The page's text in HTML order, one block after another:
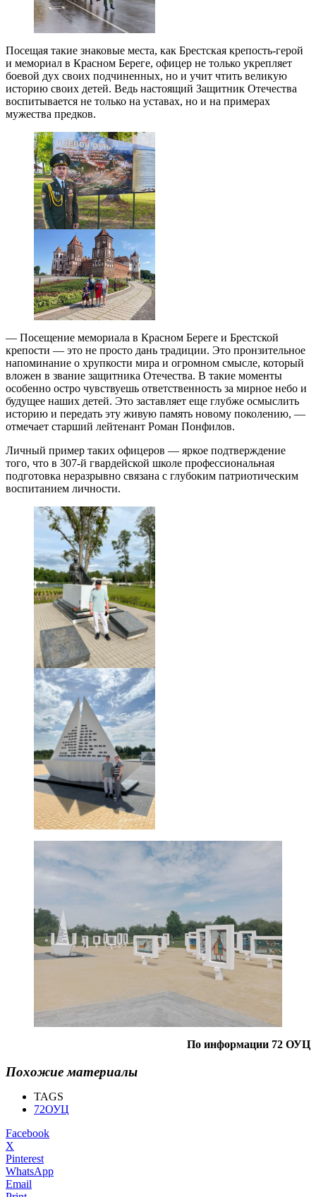
Посещая такие знаковые места, как Брестская крепость-герой
и мемориал в Красном Береге, офицер не только укрепляет
боевой дух своих подчиненных, но и учит чтить великую
историю своих детей. Ведь настоящий Защитник Отечества
воспитывается не только на уставах, но и на примерах
мужества предков.
— Посещение мемориала в Красном Береге и Брестской
крепости — это не просто дань традиции. Это пронзительное
напоминание о хрупкости мира и огромном смысле, который
вложен в звание защитника Отечества. В такие моменты
особенно остро чувствуешь ответственность за мирное небо и
будущее наших детей. Это заставляет еще глубже осмыслить
историю и передать эту живую память новому поколению, —
отмечает старший лейтенант Роман Понфилов.
Личный пример таких офицеров — яркое подтверждение
того, что в 307-й гвардейской школе профессиональная
подготовка неразрывно связана с глубоким патриотическим
воспитанием личности.
По информации 72 ОУЦ
Похожие материалы
TAGS
72ОУЦ
Facebook
X
Pinterest
WhatsApp
Email